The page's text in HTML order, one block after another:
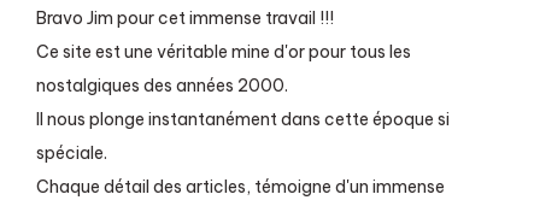
Bravo Jim pour cet immense travail !!!
Ce site est une véritable mine d'or pour tous les
nostalgiques des années 2000.
Il nous plonge instantanément dans cette époque si
spéciale.
Chaque détail des articles, témoigne d'un immense